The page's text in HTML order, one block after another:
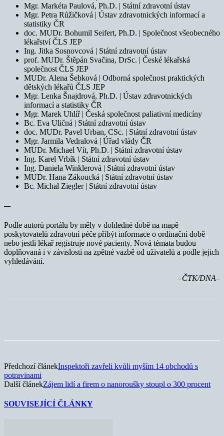
Mgr. Markéta Paulová, Ph.D. | Státní zdravotní ústav
Mgr. Petra Růžičková | Ústav zdravotnických informací a
statistiky ČR
doc. MUDr. Bohumil Seifert, Ph.D. | Společnost všeobecného
lékařství ČLS JEP
Ing. Jitka Sosnovcová | Státní zdravotní ústav
prof. MUDr. Štěpán Svačina, DrSc. | České lékařská
společnost ČLS JEP
MUDr. Alena Šebková | Odborná společnost praktických
dětských lékařů ČLS JEP
Mgr. Lenka Šnajdrová, Ph.D. | Ústav zdravotnických
informací a statistiky ČR
Mgr. Marek Uhlíř | Česká společnost paliativní medicíny
Bc. Eva Uličná | Státní zdravotní ústav
doc. MUDr. Pavel Urban, CSc. | Státní zdravotní ústav
Mgr. Jarmila Vedralová | Úřad vlády ČR
MUDr. Michael Vít, Ph.D. | Státní zdravotní ústav
Ing. Karel Vrbík | Státní zdravotní ústav
Ing. Daniela Winklerová | Státní zdravotní ústav
MUDr. Hana Zákoucká | Státní zdravotní ústav
Bc. Michal Ziegler | Státní zdravotní ústav
—
Podle autorů portálu by měly v dohledné době na mapě
poskytovatelů zdravotní péče přibýt informace o ordinační době
nebo jestli lékař registruje nové pacienty. Nová témata budou
doplňovaná i v závislosti na zpětné vazbě od uživatelů a podle jejich
vyhledávání.
–ČTK/DNA–
Předchozí článekInspektoři zavřeli kvůli myším 14 obchodů s
potravinami
Další článekZájem lidí a firem o nanoroušky stoupl o 300 procent
SOUVISEJÍCÍ ČLÁNKY